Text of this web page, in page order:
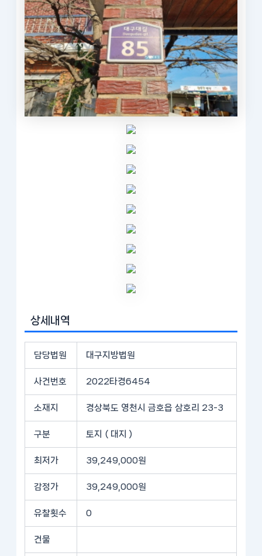
상세내역
담당법원 대구지방법원
사건번호 2022타경6454
소재지 경상북도 영천시 금호읍 삼호리 23-3
구분 토지 ( 대지 )
최저가 39,249,000원
감정가 39,249,000원
유찰횟수 0
건물